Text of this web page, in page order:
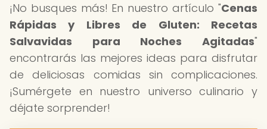
¡No busques más! En nuestro artículo "Cenas
Rápidas y Libres de Gluten: Recetas
Salvavidas para Noches Agitadas"
encontrarás las mejores ideas para disfrutar
de deliciosas comidas sin complicaciones.
¡Sumérgete en nuestro universo culinario y
déjate sorprender!